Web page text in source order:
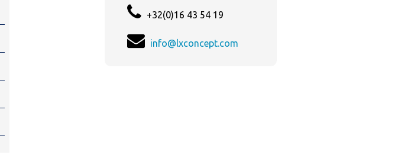
+32(0)16 43 54 19
info@lxconcept.com